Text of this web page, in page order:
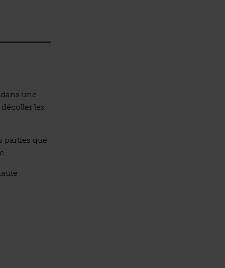
une
les
parties que